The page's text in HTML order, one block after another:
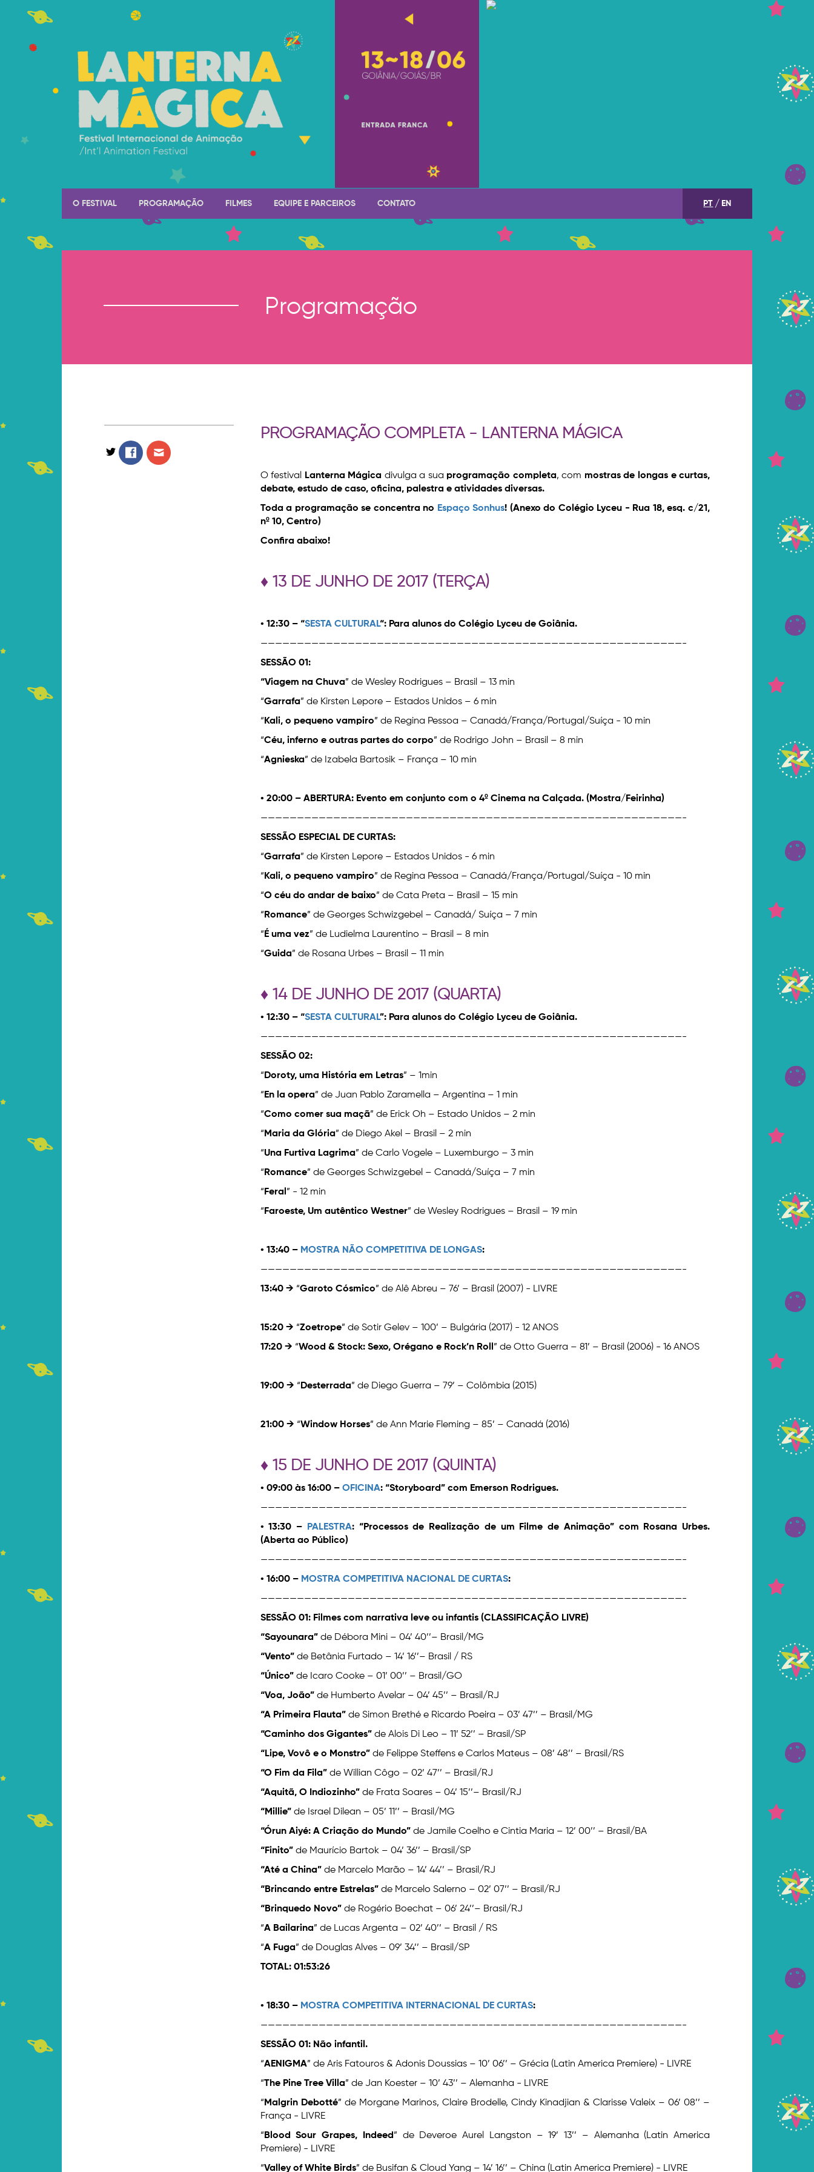
O FESTIVAL PROGRAMAÇÃO FILMES EQUIPE E PARCEIROS CONTATO PT EN
Programação
PROGRAMAÇÃO COMPLETA - LANTERNA MÁGICA
O festival Lanterna Mágica divulga a sua programação completa, com mostras de longas e curtas,
debate, estudo de caso, oficina, palestra e atividades diversas.
Toda a programação se concentra no Espaço Sonhus! (Anexo do Colégio Lyceu - Rua 18, esq. c/21,
nº 10, Centro)
Confira abaixo!
♦ 13 DE JUNHO DE 2017 (TERÇA)
• 12:30 – “SESTA CULTURAL“: Para alunos do Colégio Lyceu de Goiânia.
——————————————————————————————————————————————————————————-
SESSÃO 01:
“Viagem na Chuva” de Wesley Rodrigues – Brasil – 13 min
“Garrafa” de Kirsten Lepore – Estados Unidos – 6 min
“ Kali, o pequeno vampiro” de Regina Pessoa – Canadá/França/Portugal/Suíça - 10 min
“Céu, inferno e outras partes do corpo” de Rodrigo John – Brasil – 8 min
“Agnieska” de Izabela Bartosik – França – 10 min
• 20:00 – ABERTURA: Evento em conjunto com o 4º Cinema na Calçada. (Mostra/Feirinha)
——————————————————————————————————————————————————————————-
SESSÃO ESPECIAL DE CURTAS:
“Garrafa” de Kirsten Lepore – Estados Unidos - 6 min
“ Kali, o pequeno vampiro” de Regina Pessoa – Canadá/França/Portugal/Suíça - 10 min
“O céu do andar de baixo” de Cata Preta – Brasil – 15 min
“ Romance” de Georges Schwizgebel – Canadá/ Suíça – 7 min
“ É uma vez” de Ludielma Laurentino – Brasil – 8 min
“Guida” de Rosana Urbes – Brasil – 11 min
♦ 14 DE JUNHO DE 2017 (QUARTA)
• 12:30 – “SESTA CULTURAL”: Para alunos do Colégio Lyceu de Goiânia.
——————————————————————————————————————————————————————————-
SESSÃO 02:
“ Doroty, uma História em Letras” – 1min
“ En la opera” de Juan Pablo Zaramella – Argentina – 1 min
“Como comer sua maçã” de Erick Oh – Estado Unidos – 2 min
“ Maria da Glória” de Diego Akel – Brasil – 2 min
“Una Furtiva Lagrima” de Carlo Vogele – Luxemburgo – 3 min
“ Romance” de Georges Schwizgebel – Canadá/Suíça – 7 min
“ Feral ” - 12 min
“ Faroeste, Um autêntico Westner” de Wesley Rodrigues – Brasil – 19 min
• 13:40 – MOSTRA NÃO COMPETITIVA DE LONGAS:
——————————————————————————————————————————————————————————-
13:40 → “Garoto Cósmico” de Alê Abreu – 76’ – Brasil (2007) - LIVRE
15:20 → “Zoetrope” de Sotir Gelev – 100’ – Bulgária (2017) - 12 ANOS
17:20 → “Wood & Stock: Sexo, Orégano e Rock’n Roll ” de Otto Guerra – 81’ – Brasil (2006) - 16 ANOS
19:00 → “ Desterrada” de Diego Guerra – 79’ – Colômbia (2015)
21:00 → “Window Horses” de Ann Marie Fleming – 85’ – Canadá (2016)
♦ 15 DE JUNHO DE 2017 (QUINTA)
• 09:00 às 16:00 – OFICINA: “Storyboard” com Emerson Rodrigues.
——————————————————————————————————————————————————————————-
• 13:30 –
PALESTRA: “Processos de Realização de um Filme de Animação” com Rosana Urbes.
(Aberta ao Público)
——————————————————————————————————————————————————————————-
• 16:00 – MOSTRA COMPETITIVA NACIONAL DE CURTAS:
——————————————————————————————————————————————————————————-
SESSÃO 01: Filmes com narrativa leve ou infantis (CLASSIFICAÇÃO LIVRE)
“Sayounara” de Débora Mini – 04’ 40’’– Brasil/MG
“Vento” de Betânia Furtado – 14’ 16’’– Brasil / RS
“Único” de Icaro Cooke – 01’ 00’’ – Brasil/GO
“Voa, João” de Humberto Avelar – 04’ 45’’ – Brasil/RJ
“A Primeira Flauta” de Simon Brethé e Ricardo Poeira – 03’ 47’’ – Brasil/MG
“Caminho dos Gigantes” de Alois Di Leo – 11’ 52’’ – Brasil/SP
“Lipe, Vovô e o Monstro” de Felippe Steffens e Carlos Mateus – 08’ 48’’ – Brasil/RS
“O Fim da Fila” de Willian Côgo – 02’ 47’’ – Brasil/RJ
“Aquitã, O Indiozinho” de Frata Soares – 04’ 15’’– Brasil/RJ
“Millie” de Israel Dilean – 05’ 11’’ – Brasil/MG
“Órun Aiyé: A Criação do Mundo” de Jamile Coelho e Cintia Maria – 12’ 00’’ – Brasil/BA
“Finito” de Maurício Bartok – 04’ 36’’ – Brasil/SP
“Até a China” de Marcelo Marão – 14’ 44’’ – Brasil/RJ
“Brincando entre Estrelas” de Marcelo Salerno – 02’ 07’’ – Brasil/RJ
“Brinquedo Novo” de Rogério Boechat – 06’ 24’’– Brasil/RJ
“A Bailarina” de Lucas Argenta – 02’ 40’’ – Brasil / RS
“A Fuga” de Douglas Alves – 09’ 34’’ – Brasil/SP
TOTAL: 01:53:26
• 18:30 – MOSTRA COMPETITIVA INTERNACIONAL DE CURTAS:
——————————————————————————————————————————————————————————-
SESSÃO 01: Não infantil.
“AENIGMA” de Aris Fatouros & Adonis Doussias – 10’ 06’’ – Grécia (Latin America Premiere) - LIVRE
“The Pine Tree Villa” de Jan Koester – 10’ 43’’ – Alemanha - LIVRE
“ Malgrin Debotté” de Morgane Marinos, Claire Brodelle, Cindy Kinadjian & Clarisse Valeix – 06’ 08’’ –
França - LIVRE
“ Blood Sour Grapes, Indeed ” de Deveroe Aurel Langston – 19’ 13’’ – Alemanha (Latin America
Premiere) - LIVRE
“Valley of White Birds” de Busifan & Cloud Yang – 14’ 16’’ – China (Latin America Premiere) - LIVRE